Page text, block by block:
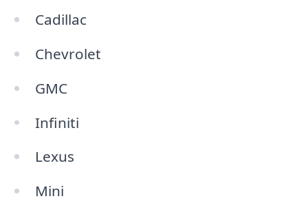
Cadillac
Chevrolet
GMC
Infiniti
Lexus
Mini